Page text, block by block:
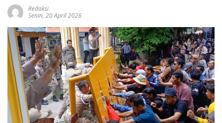
Redaksi
Senin, 20 April 2026